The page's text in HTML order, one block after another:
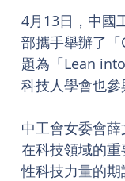
4月13日，中國
部攜手舉辦了
題為「Lean
科技人學會也參
中工會女委會
在科技領域的
性科技力量的期